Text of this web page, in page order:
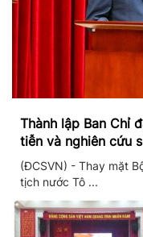
Thành lập Ban Chỉ
tiễn và nghiên cứu
(ĐCSVN) - Thay mặt
tịch nước Tô ...